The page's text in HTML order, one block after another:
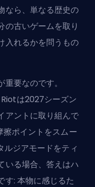
なら、単なる歴史の
の古いゲームを取り
入れるかを問うもの
要なのです。
は2027シーズン
アントに取り組んで
ポイントをスムー
ジアモードをティ
いる場合、答えはハ
す: 本物に感じるた